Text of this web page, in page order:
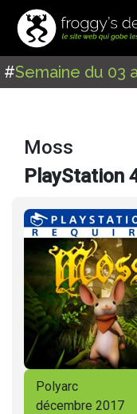
#Semaine du 03
Moss
PlayStation
Polyarc
décembre 2017